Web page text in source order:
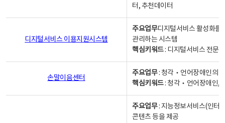
터, 추천데이터
디지털서비스 이용지원시스템
주요업무디지털서비스 활성화를
관리하는 시스템
핵심키워드: 디지털서비스 전문
손말이음센터
주요업무: 청각‧언어장애인의
핵심키워드: 청각‧언어장애인,
주요업무: 지능정보서비스(인터
콘텐츠 등을 제공